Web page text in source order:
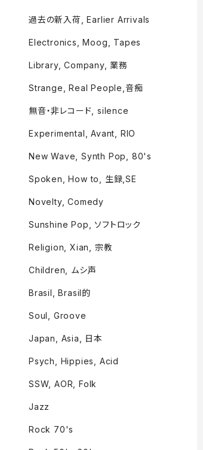
過去の新入荷, Earlier Arrivals
Electronics, Moog, Tapes
Library, Company, 業務
Strange, Real People,音痴
無音・非レコード, silence
Experimental, Avant, RIO
New Wave, Synth Pop, 80's
Spoken, How to, 生録,SE
Novelty, Comedy
Sunshine Pop, ソフトロック
Religion, Xian, 宗教
Children, ムシ声
Brasil, Brasil的
Soul, Groove
Japan, Asia, 日本
Psych, Hippies, Acid
SSW, AOR, Folk
Jazz
Rock 70's